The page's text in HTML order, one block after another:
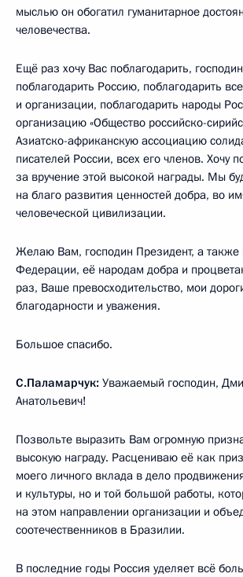
мыслью он обогатил гуманитарное
человечества.
Ещё раз хочу Вас поблагодарить,
поблагодарить Россию, поблагодарить
и организации, поблагодарить народы
организацию «Общество российско-
Азиатско-африканскую ассоциацию
писателей России, всех его членов. Хочу
за вручение этой высокой награды. Мы
на благо развития ценностей добра, во
человеческой цивилизации.
Желаю Вам, господин Президент, а также
Федерации, её народам добра и
раз, Ваше превосходительство, мои
благодарности и уважения.
Большое спасибо.
С.Паламарчук: Уважаемый господин,
Анатольевич!
Позвольте выразить Вам огромную
высокую награду. Расцениваю её как
моего личного вклада в дело
и культуры, но и той большой работы,
на этом направлении организации и
соотечественников в Бразилии.
В последние годы Россия уделяет всё